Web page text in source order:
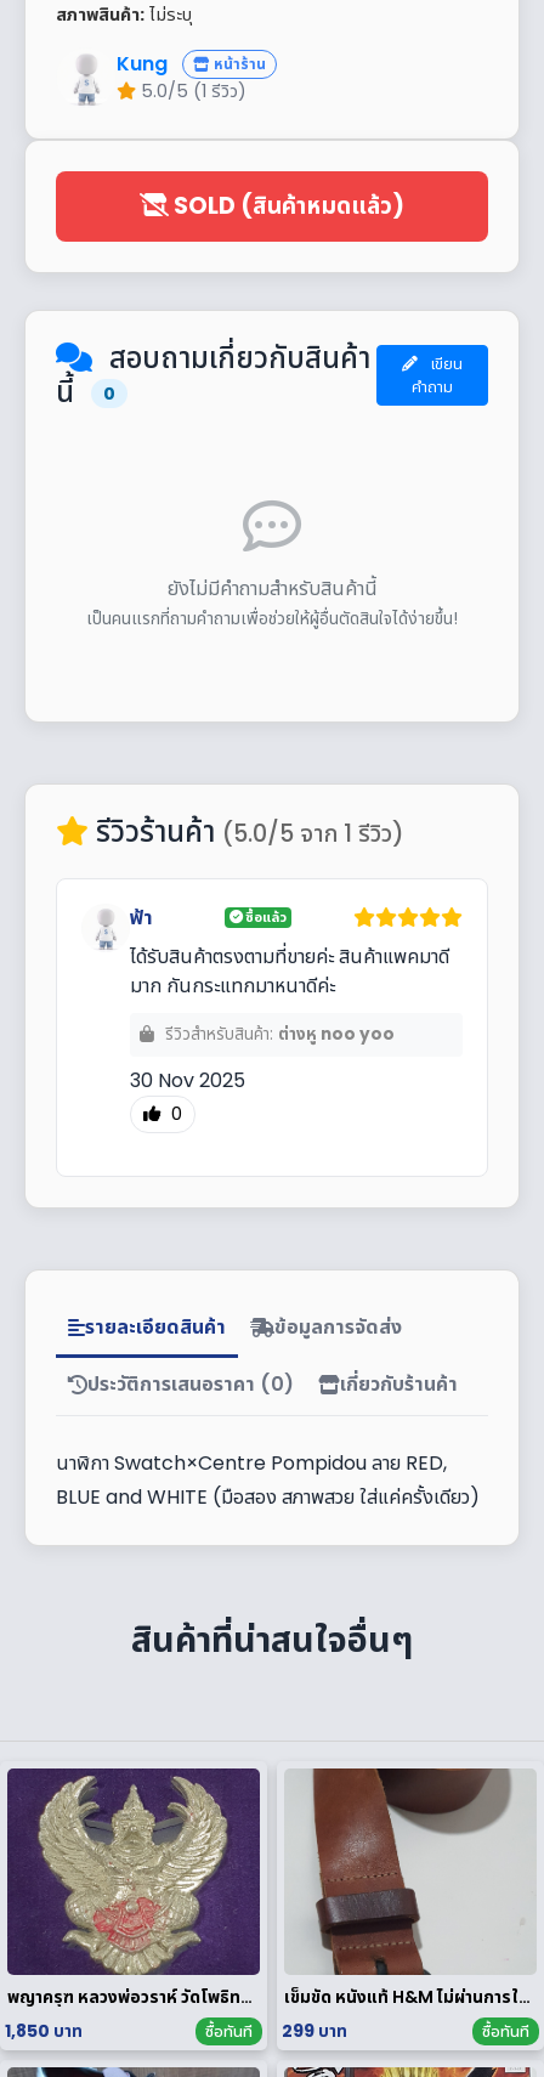
สภาพสินค้า: ไม่ระบุ
Kung หน้าร้าน
5.0/5 (1 รีวิว)
SOLD (สินค้าหมดแล้ว)
สอบถามเกี่ยวกับสินค้า
นี้
0
เขียน
คำถาม
ยังไม่มีคำถามสำหรับสินค้านี้
เป็นคนแรกที่ถามคำถามเพื่อช่วยให้ผู้อื่นตัดสินใจได้ง่ายขึ้น!
รีวิวร้านค้า (5.0/5 จาก 1 รีวิว)
ฟ้า ซื้อแล้ว
ได้รับสินค้าตรงตามที่ขายค่ะ สินค้าแพคมาดี
มาก กันกระแทกมาหนาดีค่ะ
รีวิวสำหรับสินค้า: ต่างหู noo yoo
30 Nov 2025
0
รายละเอียดสินค้า ข้อมูลการจัดส่ง
ประวัติการเสนอราคา (0) เกี่ยวกับร้านค้า
นาฬิกา Swatch×Centre Pompidou ลาย RED,
BLUE and WHITE (มือสอง สภาพสวย ใส่แค่ครั้งเดียว)
สินค้าที่น่าสนใจอื่นๆ
พญาครุฑ หลวงพ่อวราห์ วัดโพธิทอง มหาบารมี2 เนื้อสัมฤทธิ์เงิน
1,850 บาท
ซื้อทันที
เข็มขัด หนังแท้ H&M ไม่ผ่านการใช้งาน
299 บาท
ซื้อทันที